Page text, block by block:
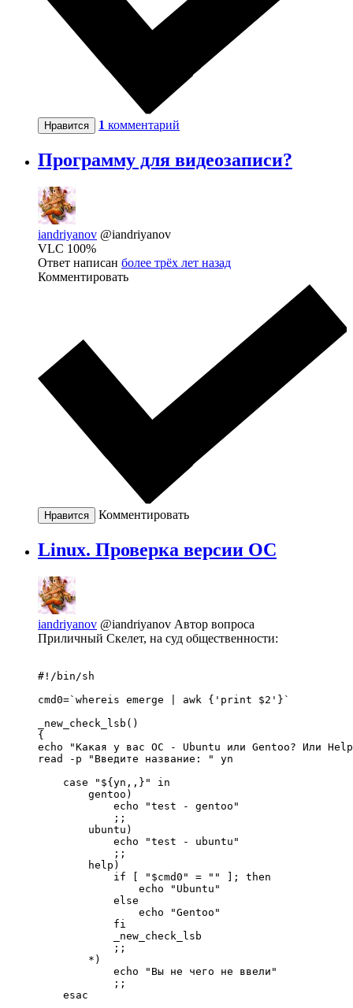
Нравится 1 комментарий
Программу для видеозаписи?
iandriyanov @iandriyanov
VLC 100%
Ответ написан более трёх лет назад
Комментировать
Нравится Комментировать
Linux. Проверка версии ОС
iandriyanov @iandriyanov Автор вопроса
Приличный Скелет, на суд общественности:
#!/bin/sh
cmd0=`whereis emerge | awk {'print $2'}`
_new_check_lsb()
{
echo "Какая у вас ОС - Ubuntu или Gentoo? Или
read -p "Введите название: " yn
    case "${yn,,}" in
        gentoo)
            echo "test - gentoo"
            ;;
        ubuntu)
            echo "test - ubuntu"
            ;;
        help)
            if [ "$cmd0" = "" ]; then
                echo "Ubuntu"
            else
                echo "Gentoo"
            fi
            _new_check_lsb
            ;;
        *)
            echo "Вы не чего не ввели"
            ;;
    esac